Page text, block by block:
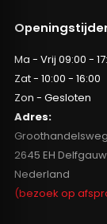
Ma - Vrij 09:00 -
Zat - 10:00 - 16:00
Zon - Gesloten
Adres:
2645 EH Delfgauw
Nederland
(bezoek op